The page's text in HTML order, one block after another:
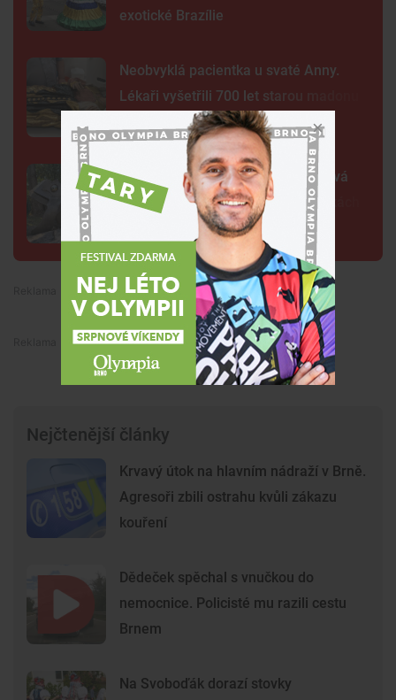
exotické Brazílie
Neobvyklá pacientka u svaté Anny.
Lékaři vyšetřili 700 let starou madonu
Žába sedí na prameni a bublá. Nová
fontána oživila parčík v Žabovřeskách
Premium
Premium
Nejčtenější články
Krvavý útok na hlavním nádraží v Brně.
Agresoři zbili ostrahu kvůli zákazu
kouření
Dědeček spěchal s vnučkou do
nemocnice. Policisté mu razili cestu
Brnem
Na Svoboďák dorazí stovky